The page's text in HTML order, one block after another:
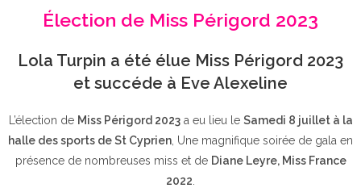
Élection de Miss Périgord 2023
Lola Turpin a été élue Miss Périgord 2023
et succéde à Eve Alexeline
L’élection de Miss Périgord 2023a eu lieu le Samedi 8 juillet à la
halle des sports de St Cyprien , Une magnifique soirée de gala en
présence de nombreuses miss et de Diane Leyre, Miss France
2022